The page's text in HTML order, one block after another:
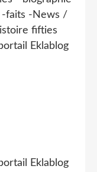
-faits -News /
fifties
Eklablog
Eklablog